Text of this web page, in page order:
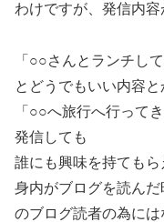
わけですが、発信内容
「○○さんとランチし
とどうでもいい内容と
「○○へ旅行へ行って
発信しても
誰にも興味を持てもら
身内がブログを読ん
のブログ読者の為には